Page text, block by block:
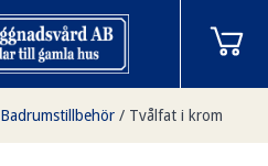
Badrumstillbehör / Tvålfat i krom